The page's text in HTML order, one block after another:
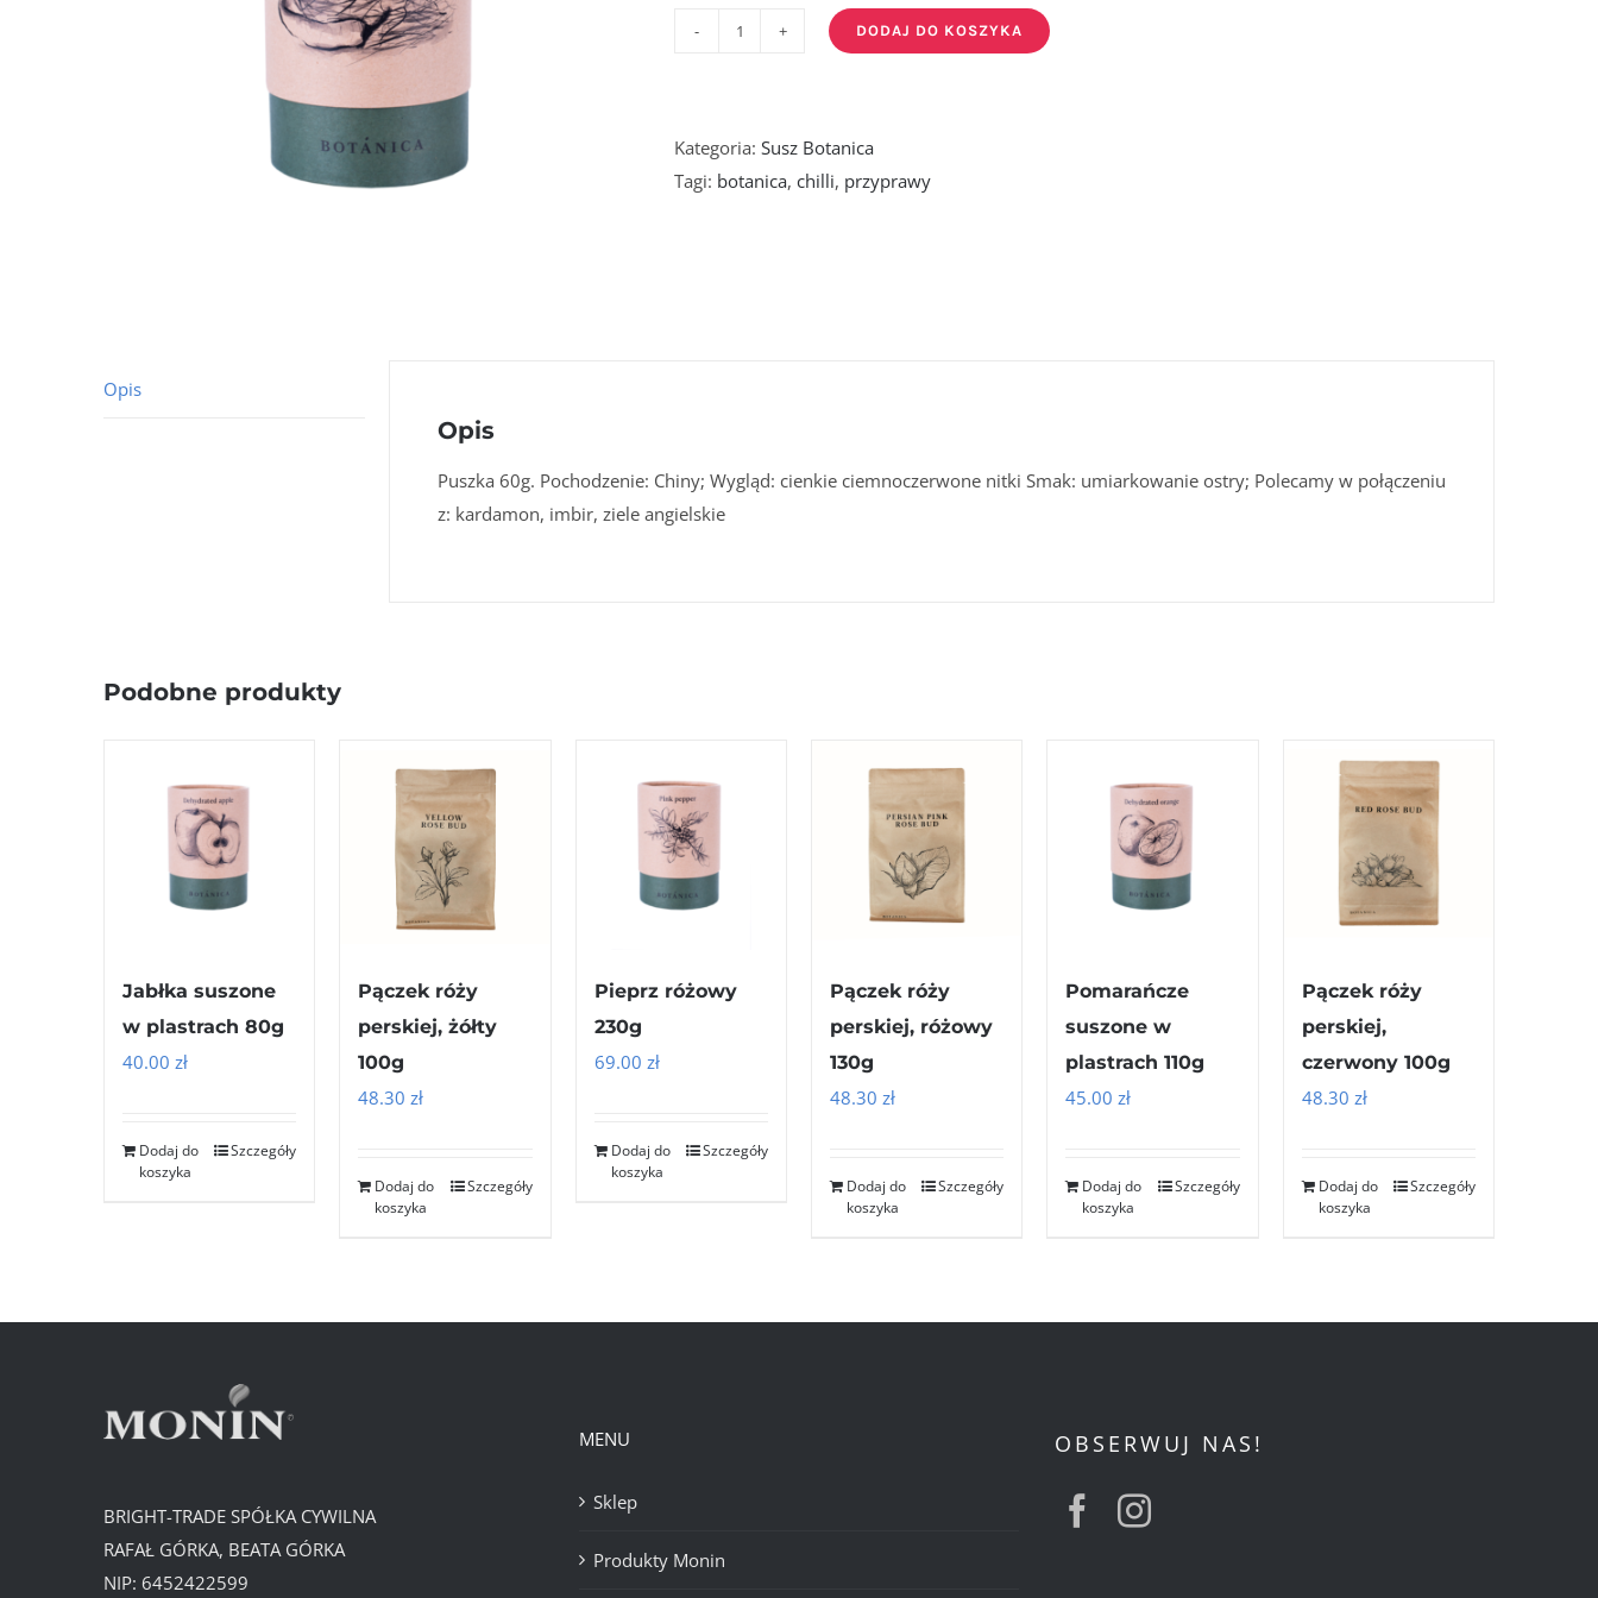
nitki
60g
DODAJ DO KOSZYKA
Kategoria: Susz Botanica
Tagi: botanica, chilli, przyprawy
Opis
Opis
Puszka 60g. Pochodzenie: Chiny; Wygląd: cienkie ciemnoczerwone nitki Smak: umiarkowanie ostry; Polecamy w połączeniu
z: kardamon, imbir, ziele angielskie
Podobne produkty
Jabłka suszone
w plastrach 80g
40.00 zł
Dodaj do
koszyka
Szczegóły
Pączek róży
perskiej, żółty
100g
48.30zł
Dodaj do
koszyka
Szczegóły
Pieprz różowy
230g
69.00 zł
Dodaj do
koszyka
Szczegóły
Pączek róży
perskiej, różowy
130g
48.30 zł
Dodaj do
koszyka
Szczegóły
Pomarańcze
suszone w
plastrach 110g
45.00zł
Dodaj do
koszyka
Szczegóły
Pączek róży
perskiej,
czerwony 100g
48.30 zł
Dodaj do
koszyka
Szczegóły
BRIGHT-TRADE SPÓŁKA CYWILNA
RAFAŁ GÓRKA, BEATA GÓRKA
NIP: 6452422599
MENU
Sklep
Produkty Monin
OBSERWUJ NAS!